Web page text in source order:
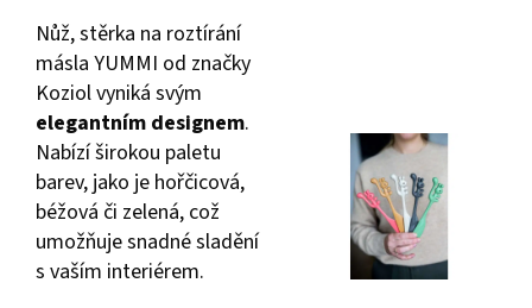
Nůž, stěrka na roztírání
másla YUMMI od značky
Koziol vyniká svým
elegantním designem.
Nabízí širokou paletu
barev, jako je hořčicová,
béžová či zelená, což
umožňuje snadné sladění
s vaším interiérem.